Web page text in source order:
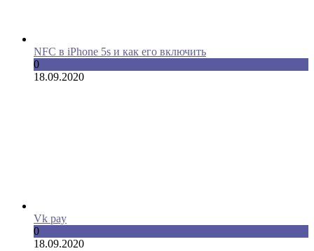
NFC в iPhone 5s и как его включить
0
18.09.2020
Vk pay
0
18.09.2020